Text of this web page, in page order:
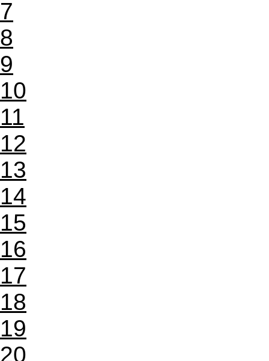
7
8
9
10
11
12
13
14
15
16
17
18
19
20